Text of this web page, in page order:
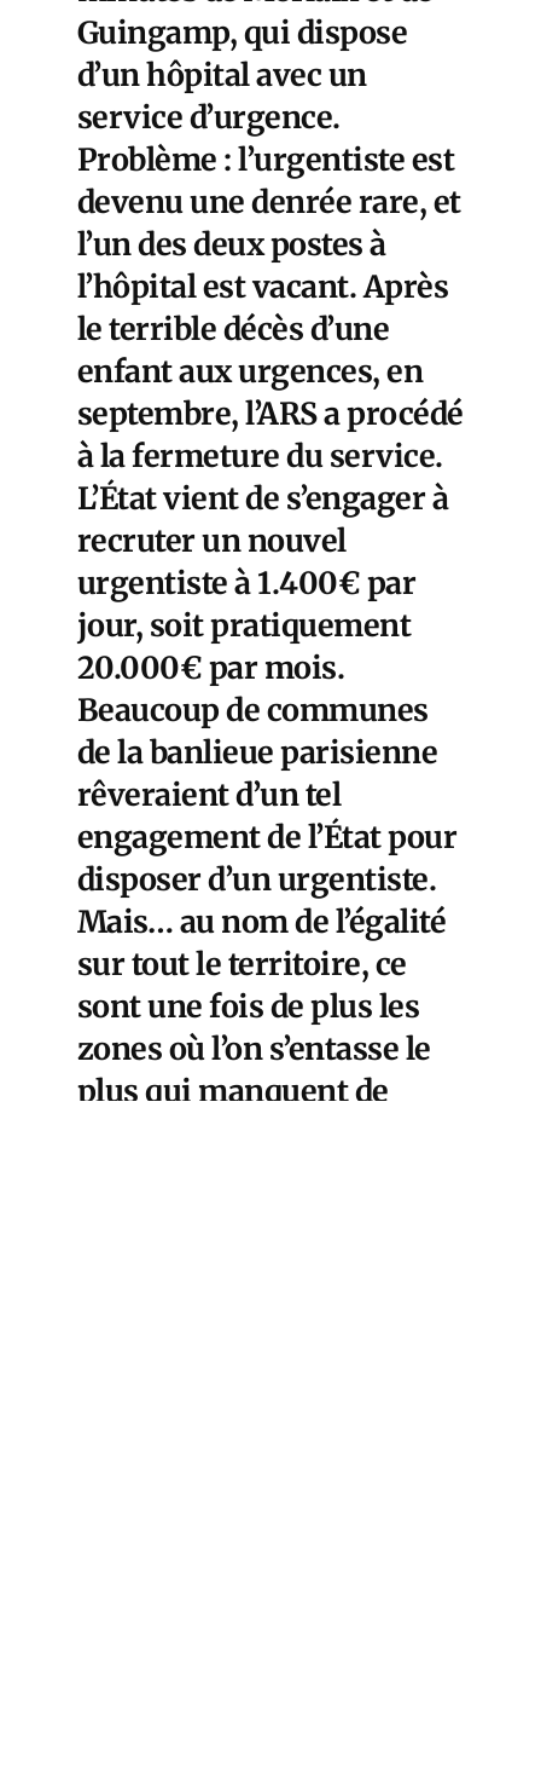
Guingamp, qui dispose
d’un hôpital avec un
service d’urgence.
Problème : l’urgentiste est
devenu une denrée rare, et
l’un des deux postes à
l’hôpital est vacant. Après
le terrible décès d’une
enfant aux urgences, en
septembre, l’ARS a procédé
à la fermeture du service.
L’État vient de s’engager à
recruter un nouvel
urgentiste à 1.400€ par
jour, soit pratiquement
20.000€ par mois.
Beaucoup de communes
de la banlieue parisienne
rêveraient d’un tel
engagement de l’État pour
disposer d’un urgentiste.
Mais… au nom de l’égalité
sur tout le territoire, ce
sont une fois de plus les
zones où l’on s’entasse le
plus qui manquent de